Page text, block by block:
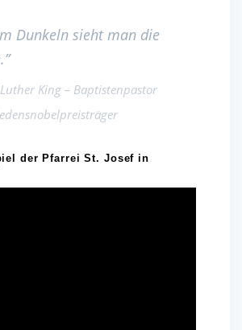
Dun­keln sieht man die
King – Baptistenpastor
der Pfarrei St. Josef in